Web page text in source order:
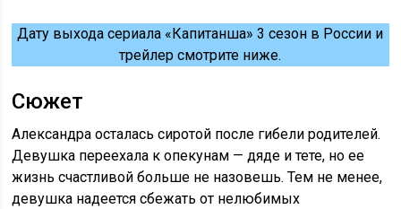
Дату выхода сериала «Капитанша» 3 сезон в России и
трейлер смотрите ниже.
Сюжет
Александра осталась сиротой после гибели родителей.
Девушка переехала к опекунам — дяде и тете, но ее
жизнь счастливой больше не назовешь. Тем не менее,
девушка надеется сбежать от нелюбимых